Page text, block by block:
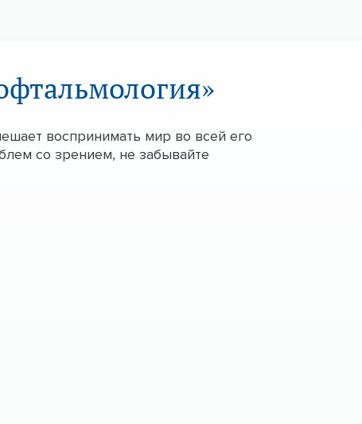
воспринимать мир во всей его
со зрением, не забывайте